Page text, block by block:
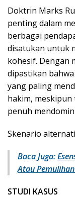
Doktrin Marks
penting dalam
berbagai
disatukan untuk
kohesif. Dengan
dipastikan
yang paling
hakim, meskipun
penuh
Skenario
Baca Juga:
Atau
STUDI KASUS